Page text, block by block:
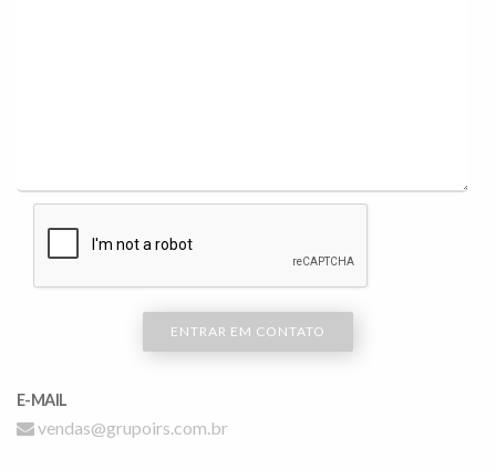
ENTRAR EM CONTATO
E-MAIL
vendas@grupoirs.com.br